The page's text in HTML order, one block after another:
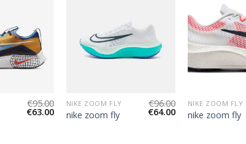
€95.00
€63.00
NIKE ZOOM FLY
nike zoom fly
€96.00
€64.00
NIKE ZOOM FLY
nike zoom fly